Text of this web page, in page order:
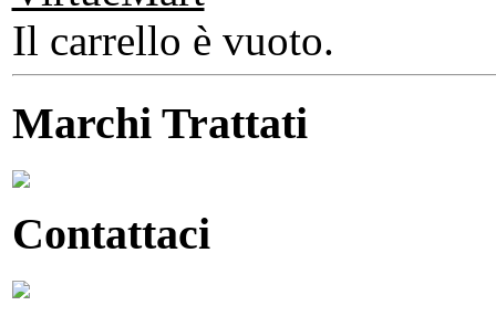
Il carrello è vuoto.
Marchi Trattati
Contattaci